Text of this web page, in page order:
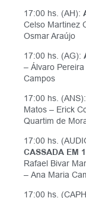
17:00 hs. (AH):
Celso Martinez
Osmar Araújo
17:00 hs. (AG):
– Álvaro
Campos
17:00 hs. (ANS):
Matos – Erick
Quartim de
17:00 hs.
CASSADA EM
Rafael Bivar
– Ana Maria
17:00 hs.